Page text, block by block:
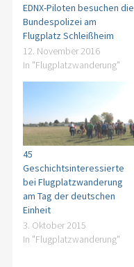
EDNX-Piloten besuchen die
Bundespolizei am
Flugplatz Schleißheim
12. November 2016
In "Flugplatzwanderung"
45
Geschichtsinteressierte
bei Flugplatzwanderung
am Tag der deutschen
Einheit
3. Oktober 2015
In "Flugplatzwanderung"